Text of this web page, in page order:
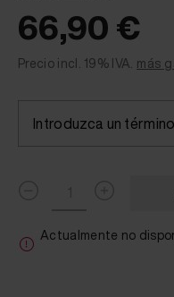
66,90 €
Precio incl. 19% IVA. más
Actualmente no